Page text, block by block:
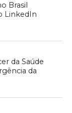
Brasil
LinkedIn
da Saúde
da